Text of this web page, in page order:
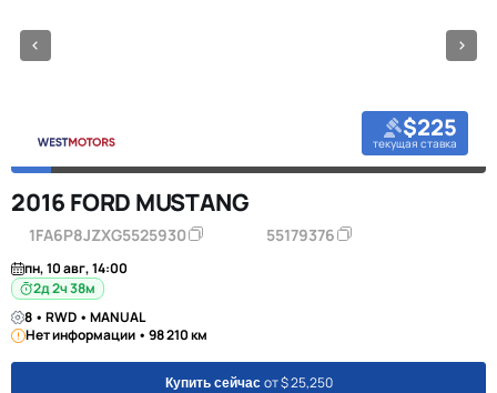
$225
текущая ставка
2016 FORD MUSTANG
1FA6P8JZXG5525930 55179376
пн, 10 авг, 14:00
2д 2ч 38м
8 • RWD • MANUAL
Нет информации • 98 210 км
Купить сейчас от $ 25,250